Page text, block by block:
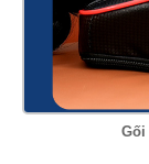
Gối